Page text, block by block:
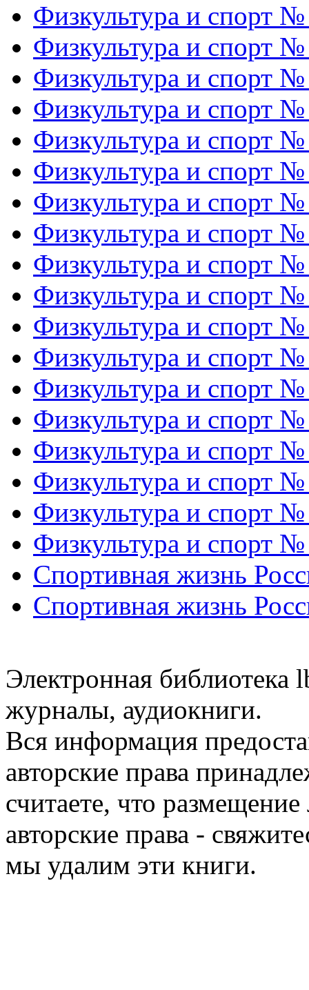
Физкультура и спорт
Физкультура и спорт
Физкультура и спорт
Физкультура и спорт
Физкультура и спорт
Физкультура и спорт
Физкультура и спорт
Физкультура и спорт
Физкультура и спорт
Физкультура и спорт
Физкультура и спорт
Физкультура и спорт
Физкультура и спорт
Физкультура и спорт
Физкультура и спорт
Физкультура и спорт
Физкультура и спорт
Физкультура и спорт
Спортивная жизнь
Спортивная жизнь
Электронная библиотека
журналы, аудиокниги.
Вся информация
авторские права
считаете, что
авторские права -
мы удалим эти книги.